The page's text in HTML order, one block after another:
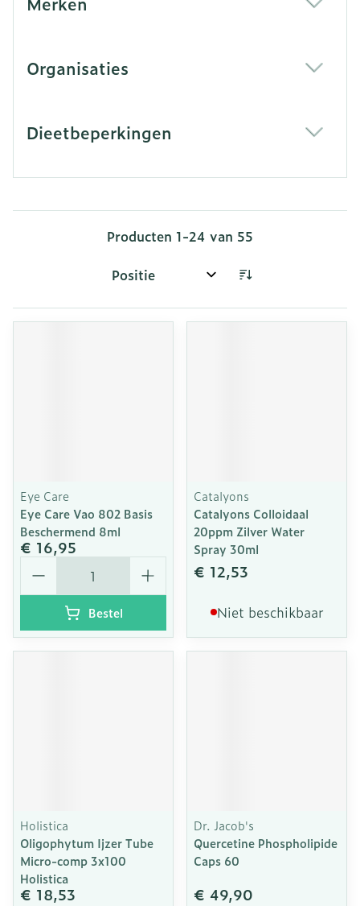
Organisaties
Dieetbeperkingen
Producten 1-24 van 55
Sorteer op:
Eye Care
Eye Care Vao 802 Basis
Beschermend 8ml
€ 16,95
Aantal
Bestel
Catalyons
Catalyons Colloidaal
20ppm Zilver Water
Spray 30ml
€ 12,53
Niet beschikbaar
Holistica
Oligophytum Ijzer Tube
Micro-comp 3x100
Holistica
€ 18,53
Dr. Jacob's
Quercetine Phospholipide
Caps 60
€ 49,90